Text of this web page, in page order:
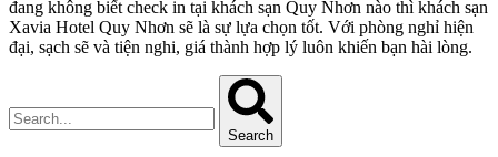
đang không biết check in tại khách sạn Quy Nhơn nào thì khách sạn
Xavia Hotel Quy Nhơn sẽ là sự lựa chọn tốt. Với phòng nghỉ hiện
đại, sạch sẽ và tiện nghi, giá thành hợp lý luôn khiến bạn hài lòng.
Search